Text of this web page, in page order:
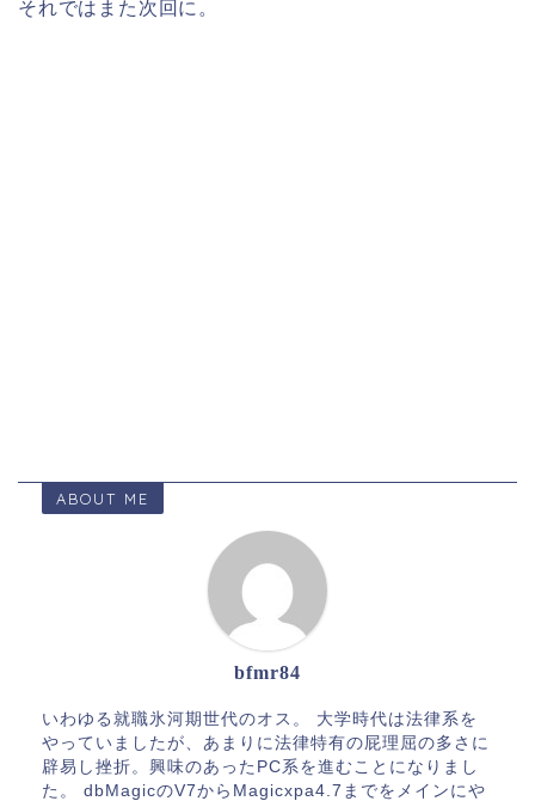
それではまた次回に。
ABOUT ME
bfmr84
いわゆる就職氷河期世代のオス。 大学時代は法律系を
やっていましたが、あまりに法律特有の屁理屈の多さに
辟易し挫折。興味のあったPC系を進むことになりまし
た。 dbMagicのV7からMagicxpa4.7までをメインにや